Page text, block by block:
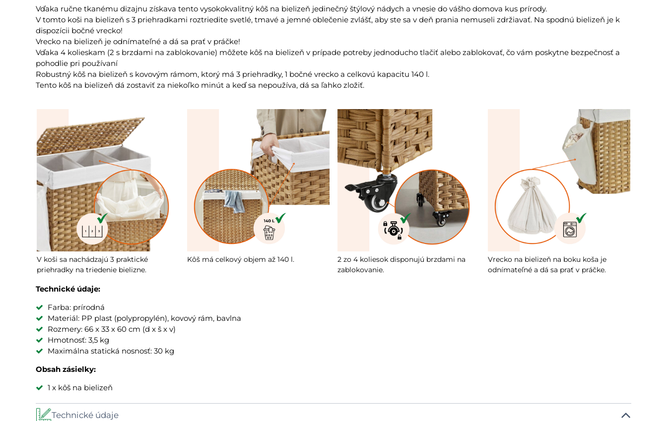
Vďaka ručne tkanému dizajnu získava tento vysokokvalitný kôš na bielizeň jedinečný štýlový nádych a vnesie do vášho domova kus prírody.
V tomto koši na bielizeň s 3 priehradkami roztriedite svetlé, tmavé a jemné oblečenie zvlášť, aby ste sa v deň prania nemuseli zdržiavať. Na spodnú bielizeň je k
dispozícii bočné vrecko!
Vrecko na bielizeň je odnímateľné a dá sa prať v práčke!
Vďaka 4 kolieskam (2 s brzdami na zablokovanie) môžete kôš na bielizeň v prípade potreby jednoducho tlačiť alebo zablokovať, čo vám poskytne bezpečnosť a
pohodlie pri používaní
Robustný kôš na bielizeň s kovovým rámom, ktorý má 3 priehradky, 1 bočné vrecko a celkovú kapacitu 140 l.
Tento kôš na bielizeň dá zostaviť za niekoľko minút a keď sa nepoužíva, dá sa ľahko zložiť.
V koši sa nachádzajú 3 praktické
priehradky na triedenie bielizne.
Kôš má celkový objem až 140 l.
2 zo 4 koliesok disponujú brzdami na
zablokovanie.
Vrecko na bielizeň na boku koša je
odnímateľné a dá sa prať v práčke.
Technické údaje:
Farba: prírodná
Materiál: PP plast (polypropylén), kovový rám, bavlna
Rozmery: 66 x 33 x 60 cm (d x š x v)
Hmotnosť: 3,5 kg
Maximálna statická nosnosť: 30 kg
Obsah zásielky:
1 x kôš na bielizeň
Technické údaje